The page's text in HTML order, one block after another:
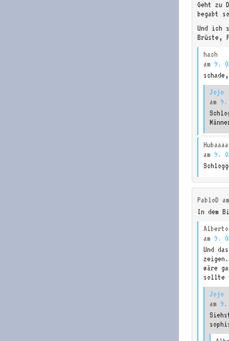
Geht zu
begabt
Und ich
Brüste,
hach
am 9.
Jojo
am 9.
Hubaaaa
am 9.
PabloD
In dem
Alberto
am 9.
Und
wäre
sollte
Jojo
am 9.